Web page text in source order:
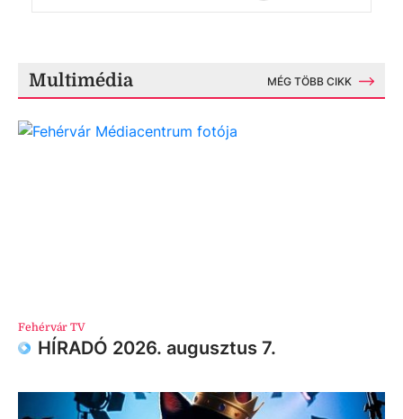
Multimédia MÉG TÖBB CIKK
Fehérvár TV
HÍRADÓ 2026. augusztus 7.